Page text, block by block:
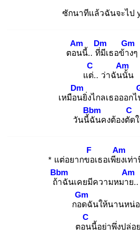
ซักนาทีแล้วฉันจะไป
ตอน
Am
นี้.. ที่มี
Dm
เธอข้าง
Gm
ๆ
แต่.
C
. ว่าฉันนั้
Am
น
เหมือน
Dm
ยิ่งไกลเธอออก
วันนี้ฉั
Bbm
นคงต้องตัด
C
* แต่อยากขอ
F
เธอเพียง
Am
เท่
ถ้า
Bbm
ฉันเคยมีความหมาย
Am
กอด
Gm
ฉันให้นานหน่
ตอน
C
นี้อย่าพึ่งปล่อย